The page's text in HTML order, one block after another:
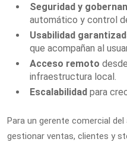
Seguridad y
automático y control
Usabilidad
que acompañan al
Acceso remoto
infraestructura local.
Escalabilidad para
Para un gerente comercial
gestionar ventas, clientes y